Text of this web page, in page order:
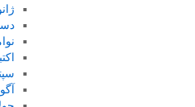
اکتبر